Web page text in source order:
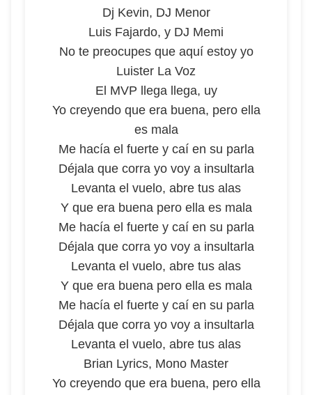
Dj Kevin, DJ Menor
Luis Fajardo, y DJ Memi
No te preocupes que aquí estoy yo
Luister La Voz
El MVP llega llega, uy
Yo creyendo que era buena, pero ella
es mala
Me hacía el fuerte y caí en su parla
Déjala que corra yo voy a insultarla
Levanta el vuelo, abre tus alas
Y que era buena pero ella es mala
Me hacía el fuerte y caí en su parla
Déjala que corra yo voy a insultarla
Levanta el vuelo, abre tus alas
Y que era buena pero ella es mala
Me hacía el fuerte y caí en su parla
Déjala que corra yo voy a insultarla
Levanta el vuelo, abre tus alas
Brian Lyrics, Mono Master
Yo creyendo que era buena, pero ella